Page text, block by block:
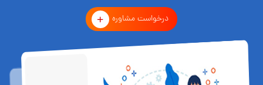
درخواست مشاوره